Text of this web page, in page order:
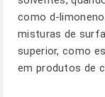
como d-
misturas de
superior, como
em produtos de